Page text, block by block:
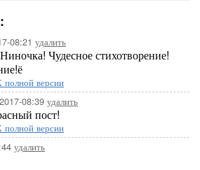
08:21 удалить
Чудесное стихотворение!
полной версии
08:39 удалить
пост!
полной версии
удалить